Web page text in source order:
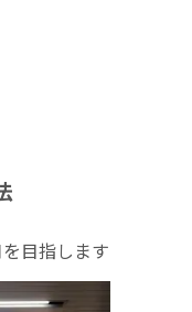
目指します